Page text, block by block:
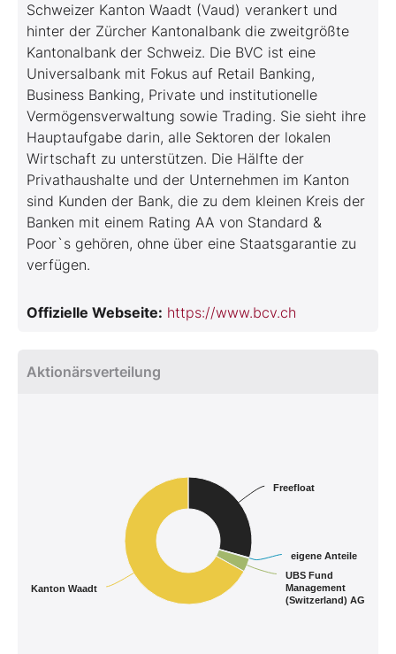
Schweizer Kanton Waadt (Vaud) verankert und
hinter der Zürcher Kantonalbank die zweitgrößte
Kantonalbank der Schweiz. Die BVC ist eine
Universalbank mit Fokus auf Retail Banking,
Business Banking, Private und institutionelle
Vermögensverwaltung sowie Trading. Sie sieht ihre
Hauptaufgabe darin, alle Sektoren der lokalen
Wirtschaft zu unterstützen. Die Hälfte der
Privathaushalte und der Unternehmen im Kanton
sind Kunden der Bank, die zu dem kleinen Kreis der
Banken mit einem Rating AA von Standard &
Poor`s gehören, ohne über eine Staatsgarantie zu
verfügen.
Offizielle Webseite: https://www.bcv.ch
Aktionärsverteilung
Freefloat
eigene Anteile
UBS Fund
Management
(Switzerland) AG
Kanton Waadt